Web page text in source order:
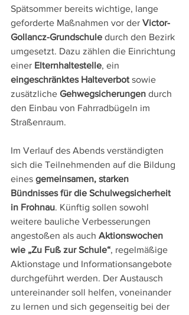
Spätsommer bereits wichtige, lange
geforderte Maßnahmen vor der Victor-
Gollancz-Grundschule durch den Bezirk
umgesetzt. Dazu zählen die Einrichtung
einer Elternhaltestelle, ein
eingeschränktes Halteverbot sowie
zusätzliche Gehwegsicherungen durch
den Einbau von Fahrradbügeln im
Straßenraum.
Im Verlauf des Abends verständigten
sich die Teilnehmenden auf die Bildung
eines gemeinsamen, starken
Bündnisses für die Schulwegsicherheit
in Frohnau. Künftig sollen sowohl
weitere bauliche Verbesserungen
angestoßen als auch Aktionswochen
wie „Zu Fuß zur Schule“, regelmäßige
Aktionstage und Informationsangebote
durchgeführt werden. Der Austausch
untereinander soll helfen, voneinander
zu lernen und sich gegenseitig bei der